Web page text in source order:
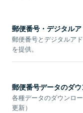
郵便番号・デジタル
郵便番号とデジタルア
を提供。
郵便番号データのダ
各種データのダウンロ
更新）